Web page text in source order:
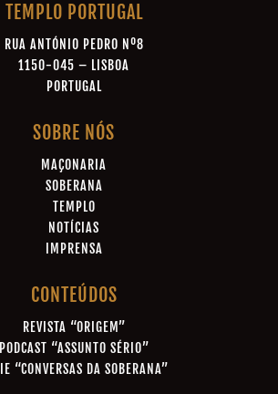
TEMPLO PORTUGAL
RUA ANTÓNIO PEDRO Nº8
1150-045 – LISBOA
PORTUGAL
SOBRE NÓS
MAÇONARIA
SOBERANA
TEMPLO
NOTÍCIAS
IMPRENSA
CONTEÚDOS
REVISTA “ORIGEM”
PODCAST “ASSUNTO SÉRIO”
“CONVERSAS DA SOBERANA”